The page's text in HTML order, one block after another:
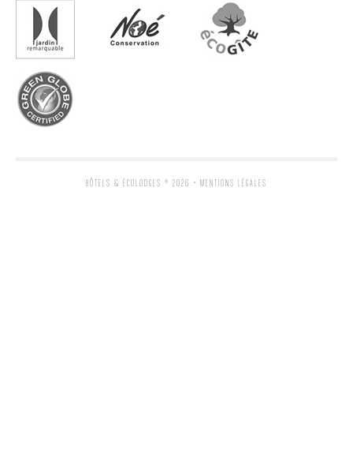
HÔTELS & ÉCOLODGES ® 2026 • MENTIONS LÉGALES